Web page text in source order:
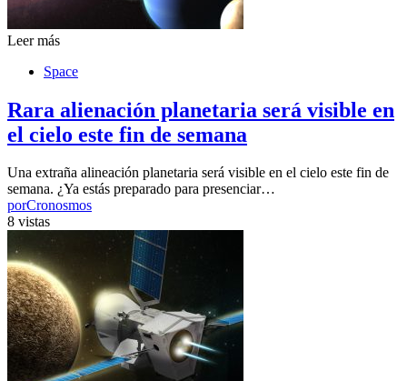
Leer más
Space
Rara alienación planetaria será visible en
el cielo este fin de semana
Una extraña alineación planetaria será visible en el cielo este fin de
semana. ¿Ya estás preparado para presenciar…
porCronosmos
8 vistas